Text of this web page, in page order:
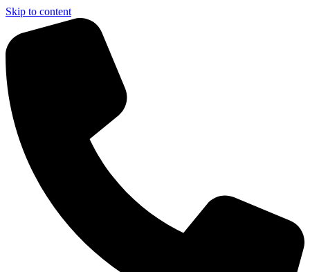
Skip to content